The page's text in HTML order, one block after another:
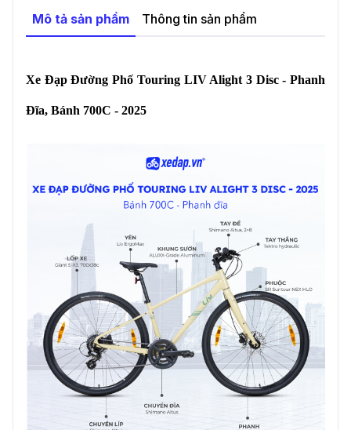
Vietnam
Mô tả sản phẩm Thông tin sản phẩm
Xe Đạp Đường Phố Touring LIV Alight 3 Disc - Phanh
Đĩa, Bánh 700C - 2025